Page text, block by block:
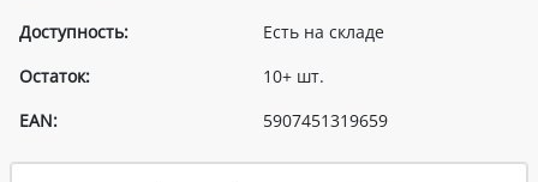
Доступность:
Есть на складе
Остаток:
10+ шт.
EAN:
5907451319659